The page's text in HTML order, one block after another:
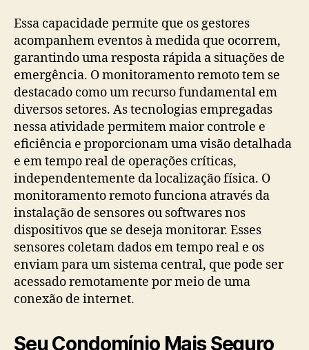
Essa capacidade permite que os gestores
acompanhem eventos à medida que ocorrem,
garantindo uma resposta rápida a situações de
emergência. O monitoramento remoto tem se
destacado como um recurso fundamental em
diversos setores. As tecnologias empregadas
nessa atividade permitem maior controle e
eficiência e proporcionam uma visão detalhada
e em tempo real de operações críticas,
independentemente da localização física. O
monitoramento remoto funciona através da
instalação de sensores ou softwares nos
dispositivos que se deseja monitorar. Esses
sensores coletam dados em tempo real e os
enviam para um sistema central, que pode ser
acessado remotamente por meio de uma
conexão de internet.
Seu Condomínio Mais Seguro